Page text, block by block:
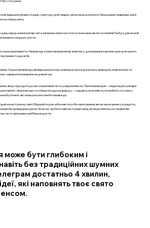
колег вирішила провести день у притулку для тварин. Це не лише допомогло бездомним тваринам, але й
на спільну мету.
народження матері, сім'я запалила свічки на столі і кожен написав листа покійній бабусі, дякуючи їй
моменти спільного життя.
свою креативність. Наприклад, колеги провели вечір живопису, де малювали картини один для одного.
підтримки та дружби.
Одна компанія друзів вирушила в похід на вихідні, насолоджуючись природою, граючи в ігри та
і зарядитися енергією на довгий час.
якщо підходити до них з креативністю та усвідомленістю. Пропоновані ідеї — медитація, кулінарні
пам’яті, творчі вечори та спільні походи на природу — надають можливість поглибити стосунки з
миті, які залишаться в пам’яті назавжди.
на наступному святі. Відкрийте для себе нові способи святкування, які не лише принесуть радість,
проведених разом. Чи не час зробити свій наступний захід не лише святом, а й справжнім
часто приховано найбільше щастя.
може бути глибоким і
без традиційних шумних
достатньо 4 хвилин,
які наповнять твоє свято